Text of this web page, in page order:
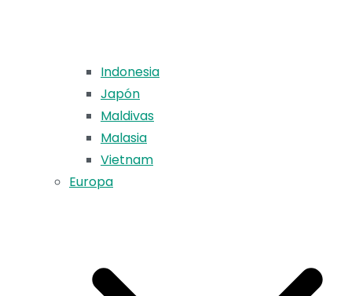
Indonesia
Japón
Maldivas
Malasia
Vietnam
Europa